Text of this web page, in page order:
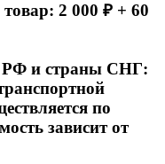
2 000 ₽ + 60
РФ и страны СНГ:
по
зависит от